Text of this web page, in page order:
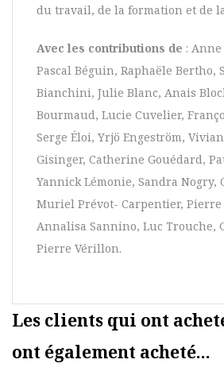
du travail, de la formation et de
Avec les contributions de :
Pascal Béguin, Raphaële Bertho,
Bianchini, Julie Blanc, Anais
Bourmaud, Lucie Cuvelier,
Serge Éloi, Yrjö Engeström,
Gisinger, Catherine Gouédard,
Yannick Lémonie, Sandra Nogry,
Muriel Prévot- Carpentier, Pierre
Annalisa Sannino, Luc Trouche,
Pierre Vérillon.
Les clients qui ont
ont également acheté...